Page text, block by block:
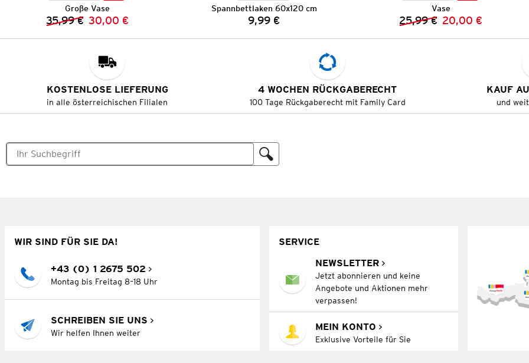
Große Vase
Vorheriger Preis:
35,99 € Neuer Preis:
30,00 €
Spannbettlaken 60x120 cm
Preis:
9,99 €
Vase
Vorheriger Preis:
25,99 € Neuer Preis:
20,00 €
KOSTENLOSE LIEFERUNG
in alle österreichischen Filialen
4 WOCHEN RÜCKGABERECHT
100 Tage Rückgaberecht mit Family Card
KAUF
und
WIR SIND FÜR SIE DA!
+43 (0) 1 2675 502
Montag bis Freitag 8–18 Uhr
SCHREIBEN SIE UNS
Wir helfen Ihnen weiter
SERVICE
NEWSLETTER
Jetzt abonnieren und keine
Angebote und Aktionen mehr
verpassen!
MEIN KONTO
Exklusive Vorteile für Sie